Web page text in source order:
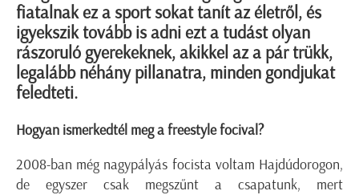
fiatalnak ez a sport sokat tanít az életről, és
igyekszik tovább is adni ezt a tudást olyan
rászoruló gyerekeknek, akikkel az a pár trükk,
legalább néhány pillanatra, minden gondjukat
feledteti.
Hogyan ismerkedtél meg a freestyle focival?
2008-ban még nagypályás focista voltam Hajdúdorogon,
de egyszer csak megszűnt a csapatunk, mert